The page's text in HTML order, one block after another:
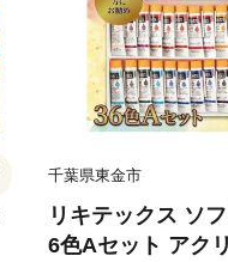
ルアート 千葉 東
千葉県東金市
リキテックス ソ
6色Aセット アク